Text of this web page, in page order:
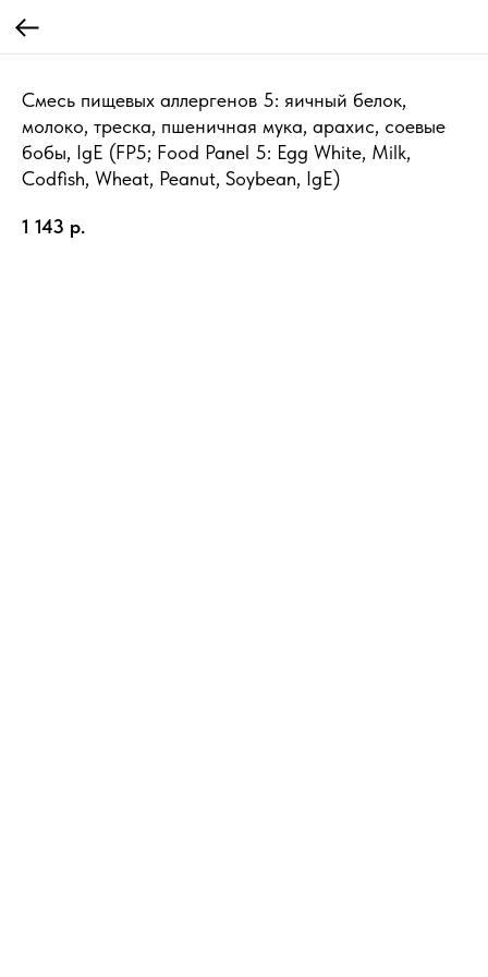
Смесь пищевых аллергенов 5: яичный белок,
молоко, треска, пшеничная мука, арахис, соевые
бобы, IgE (FP5; Food Panel 5: Egg White, Milk,
Codfish, Wheat, Peanut, Soybean, IgE)
1 143 р.